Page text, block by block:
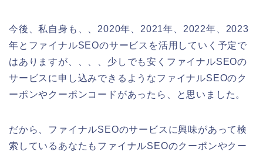
今後、私自身も、、2020年、2021年、2022年、2023
年とファイナルSEOのサービスを活用していく予定で
はありますが、、、、少しでも安くファイナルSEOの
サービスに申し込みできるようなファイナルSEOのク
ーポンやクーポンコードがあったら、と思いました。
だから、ファイナルSEOのサービスに興味があって検
索しているあなたもファイナルSEOのクーポンやクー